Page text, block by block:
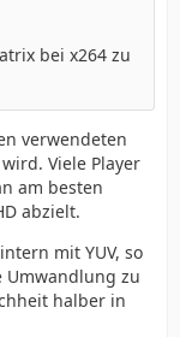
bei x264 zu
verwendeten
Viele Player
am besten
abzielt.
mit YUV, so
Umwandlung zu
halber in